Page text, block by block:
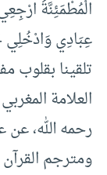
الْمُطْمَئِنَّةُ
تلقينا بقلوب
العلامة
ومترجم القرآن